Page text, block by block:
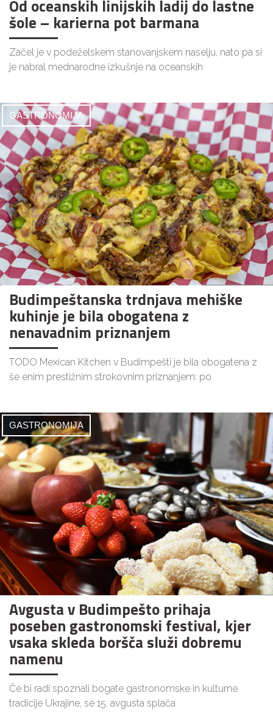
Od oceanskih linijskih ladij do lastne
šole – karierna pot barmana
Začel je v podeželskem stanovanjskem naselju, nato pa si
je nabral mednarodne izkušnje na oceanskih
GASTRONOMIJA
Budimpeštanska trdnjava mehiške
kuhinje je bila obogatena z
nenavadnim priznanjem
TODO Mexican Kitchen v Budimpešti je bila obogatena z
še enim prestižnim strokovnim priznanjem: po
GASTRONOMIJA
Avgusta v Budimpešto prihaja
poseben gastronomski festival, kjer
vsaka skleda boršča služi dobremu
namenu
Če bi radi spoznali bogate gastronomske in kulturne
tradicije Ukrajine, se 15. avgusta splača